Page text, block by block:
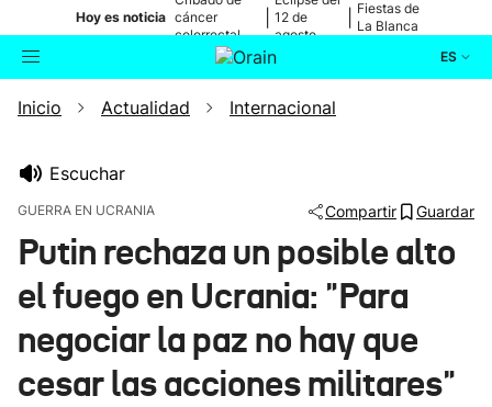
Hoy es noticia cáncer
colorrectal
12 de
agosto
Fiestas de
La Blanca
ES
Buscador Actualidad
Ikusmiran
Eguraldia
Inicio Actualidad Internacional
Escuchar
GUERRA EN UCRANIA Compartir Guardar
Putin rechaza un posible alto
el fuego en Ucrania: "Para
negociar la paz no hay que
cesar las acciones militares"